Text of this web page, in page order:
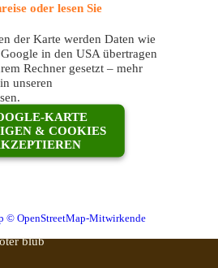
oder lesen Sie
der Karte werden Daten wie
in den USA übertragen
Rechner gesetzt – mehr
unseren
KARTE
& COOKIES
© OpenStreetMap-Mitwirkende